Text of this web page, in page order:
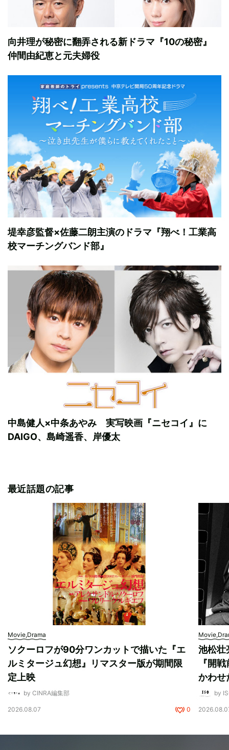
向井理が秘密に翻弄される新ドラマ『10の秘密』
仲間由紀恵と元夫婦役
堤幸彦監督×佐藤二朗主演のドラマ『翔べ！工業高
校マーチングバンド部』
中島健人×中条あやみ 実写映画『ニセコイ』に
DAIGO、島崎遥香、岸優太
最近話題の記事
Movie,Drama
ソクーロフが90分ワンカットで描いた『エ
ルミタージュ幻想』リマスター版が期間限
定上映
by CINRA編集部
2026.08.07 0
池松壮
『開
かわせ
by